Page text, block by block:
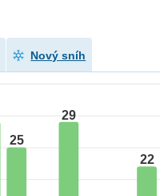
Nový sníh
25
29
22